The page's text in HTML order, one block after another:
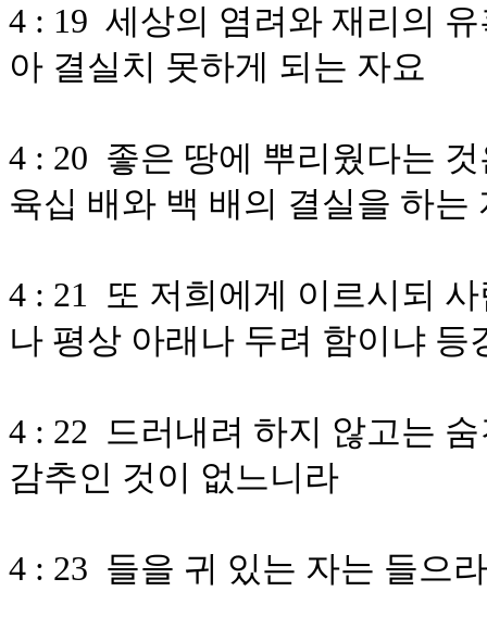
4 : 19 세상의 염려와 재리의
아 결실치 못하게 되는 자요
4 : 20 좋은 땅에 뿌리웠다는
육십 배와 백 배의 결실을 하는
4 : 21 또 저희에게 이르시되
나 평상 아래나 두려 함이냐
4 : 22 드러내려 하지 않고는
감추인 것이 없느니라
4 : 23 들을 귀 있는 자는 들으라